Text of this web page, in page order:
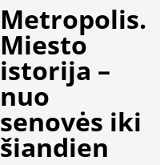
Metropolis.
Miesto
istorija –
nuo
senovės iki
šiandien